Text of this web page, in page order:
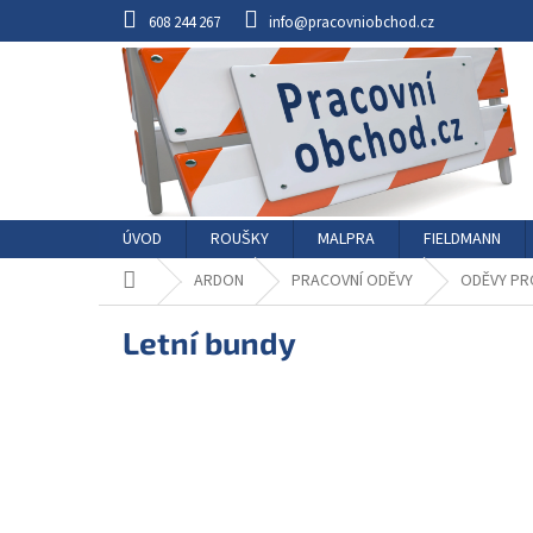
608 244 267 info@pracovniobchod.cz
ÚVOD ROUŠKY MALPRA FIELDMANN
Domů ARDON PRACOVNÍ ODĚVY ODĚVY
Letní bundy